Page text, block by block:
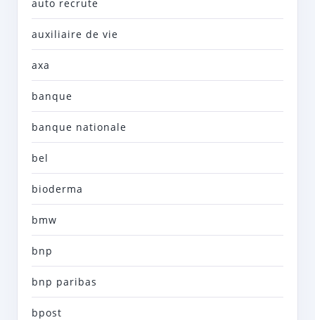
auto recrute
auxiliaire de vie
axa
banque
banque nationale
bel
bioderma
bmw
bnp
bnp paribas
bpost